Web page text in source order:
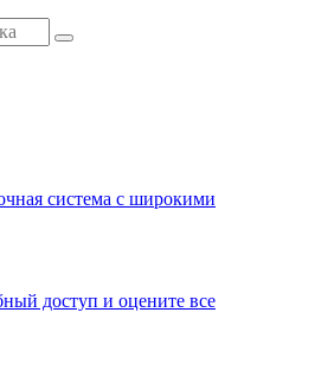
система с широкими
доступ и оцените все